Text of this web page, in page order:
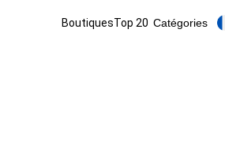
BoutiquesTop 20 Catégories